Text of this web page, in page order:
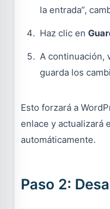
la entrada”,
Haz clic en
A continuación,
guarda los
Esto forzará a
enlace y actualizará
automáticamente.
Paso 2: